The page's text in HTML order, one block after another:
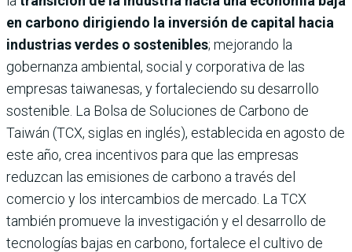
en carbono dirigiendo la inversión de capital hacia
industrias verdes o sostenibles; mejorando la
gobernanza ambiental, social y corporativa de las
empresas taiwanesas, y fortaleciendo su desarrollo
sostenible. La Bolsa de Soluciones de Carbono de
Taiwán (TCX, siglas en inglés), establecida en agosto de
este año, crea incentivos para que las empresas
reduzcan las emisiones de carbono a través del
comercio y los intercambios de mercado. La TCX
también promueve la investigación y el desarrollo de
tecnologías bajas en carbono, fortalece el cultivo de